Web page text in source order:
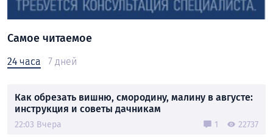
Самое читаемое
24 часа 7 дней
Как обрезать вишню, смородину, малину в августе:
инструкция и советы дачникам
22:03 Вчера 1 22737